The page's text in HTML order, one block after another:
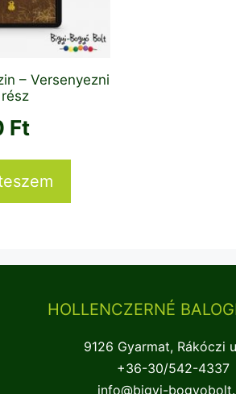
– Versenyezni
Ft
HOLLENCZERNÉ
9126 Gyarmat, Rákóczi
+36-30/542-4337
info@bigyi-